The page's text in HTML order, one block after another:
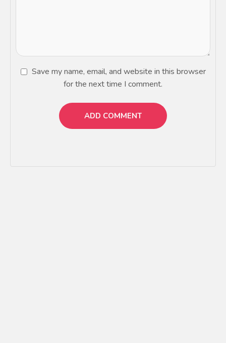
Save my name, email, and website in this browser
for the next time I comment.